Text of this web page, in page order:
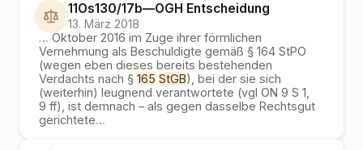
11Os130/17b—OGH Entscheidung
13. März 2018
…Oktober 2016 im Zuge ihrer förmlichen
Vernehmung als Beschuldigte gemäß § 164 StPO
(wegen eben dieses bereits bestehenden
Verdachts nach § 165 StGB), bei der sie sich
(weiterhin) leugnend verantwortete (vgl ON 9 S 1,
9 ff), ist demnach – als gegen dasselbe Rechtsgut
gerichtete…